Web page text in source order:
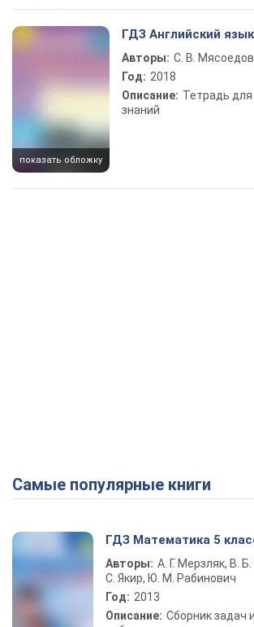
показать обложку
ГДЗ Английский
Авторы: С. В.
Год: 2018
Описание: Тетрадь для
знаний
Самые популярные книги
ГДЗ Математика 5
Авторы: А. Г. Мерзляк, В.
С. Якир, Ю. М. Рабинович
Год: 2013
Описание: Сборник задач